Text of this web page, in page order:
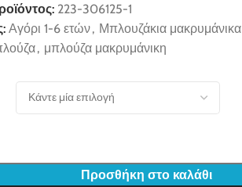
223-306125-1
Αγόρι 1-6 ετών, Μπλουζάκια μακρυμάνικα
, μπλούζα μακρυμάνικη
Προσθήκη στο καλάθι